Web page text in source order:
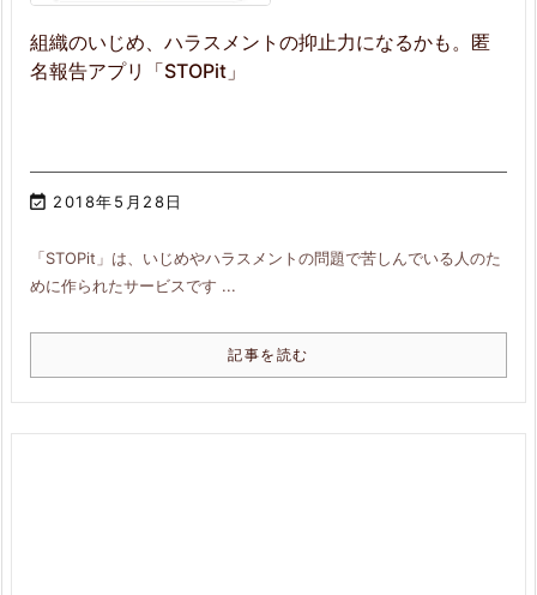
組織のいじめ、ハラスメントの抑止力になるかも。匿
名報告アプリ「STOPit」
 2018年5月28日
「STOPit」は、いじめやハラスメントの問題で苦しんでいる人のた
めに作られたサービスです ...
記事を読む